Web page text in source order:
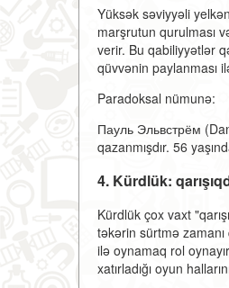
Yüksək səviyyəli
marşrutun qurulması
verir. Bu qabiliyyətlər
qüvvənin paylanması
Paradoksal nümunə:
Пауль Эльвстрём
qazanmışdır. 56
4. Kürdlük:
Kürdlük çox vaxt
təkərin sürtmə
ilə oynamaq rol
xatırladığı oyun